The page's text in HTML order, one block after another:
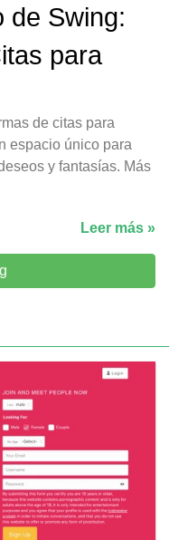
de Swing:
para
de citas para
espacio único para
y fantasías. Más
Leer más »